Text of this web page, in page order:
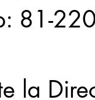
81-
la